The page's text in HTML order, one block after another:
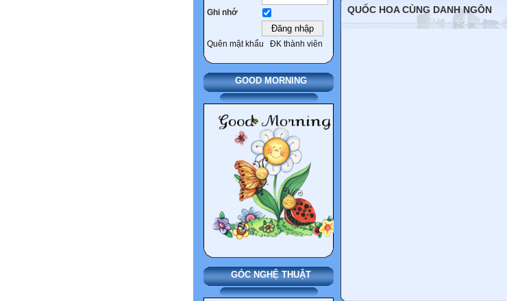
Ghi nhớ
Quên mật khẩu ĐK thành viên
GOOD MORNING
GÓC NGHỆ THUẬT
QUỐC HOA CÙNG DANH NGÔN